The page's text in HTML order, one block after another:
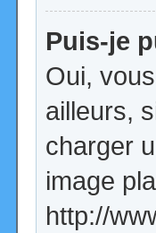
Puis-je
Oui,
ailleurs,
charger
image
http://